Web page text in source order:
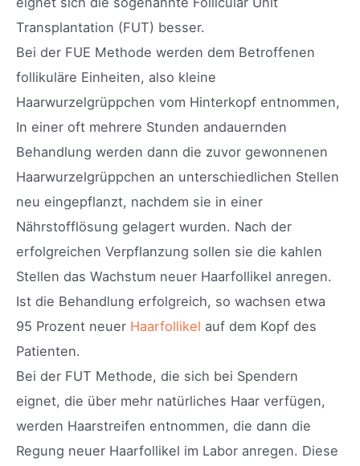
Transplantation (FUT) besser.
Bei der FUE Methode werden dem Betroffenen
follikuläre Einheiten, also kleine
Haarwurzelgrüppchen vom Hinterkopf entnommen,
In einer oft mehrere Stunden andauernden
Behandlung werden dann die zuvor gewonnenen
Haarwurzelgrüppchen an unterschiedlichen Stellen
neu eingepflanzt, nachdem sie in einer
Nährstofflösung gelagert wurden. Nach der
erfolgreichen Verpflanzung sollen sie die kahlen
Stellen das Wachstum neuer Haarfollikel anregen.
Ist die Behandlung erfolgreich, so wachsen etwa
95 Prozent neuer Haarfollikel auf dem Kopf des
Patienten.
Bei der FUT Methode, die sich bei Spendern
eignet, die über mehr natürliches Haar verfügen,
werden Haarstreifen entnommen, die dann die
Regung neuer Haarfollikel im Labor anregen. Diese